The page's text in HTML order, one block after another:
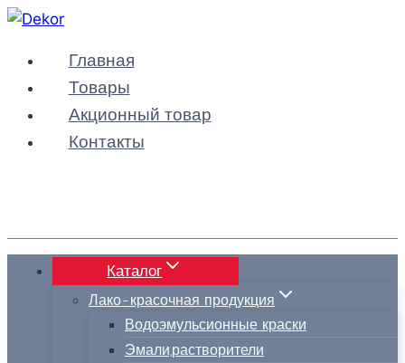
Перейти
содержимому
Главная
Товары
Акционный товар
Контакты
Каталог
Лако-красочная продукция
Водоэмульсионные краски
Эмали,растворители